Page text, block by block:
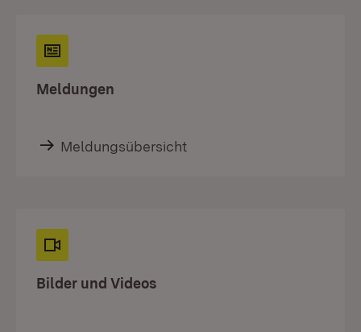
Meldungen
Meldungsübersicht
Bilder und Videos